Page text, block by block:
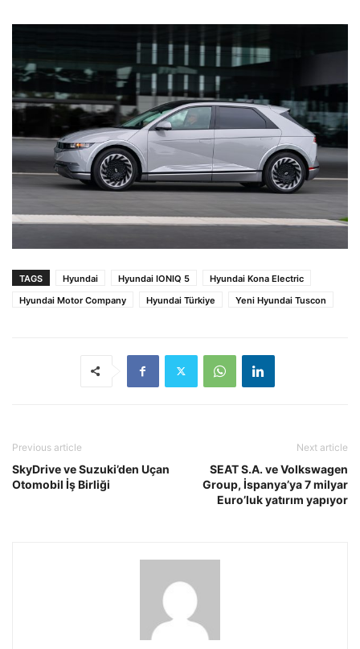
TAGS Hyundai Hyundai IONIQ 5
Hyundai Kona Electric
Hyundai Motor Company
Hyundai Türkiye Yeni Hyundai Tuscon
Previous article
SkyDrive ve Suzuki’den Uçan
Otomobil İş Birliği
Next article
SEAT S.A. ve Volkswagen
Group, İspanya’ya 7 milyar
Euro’luk yatırım yapıyor